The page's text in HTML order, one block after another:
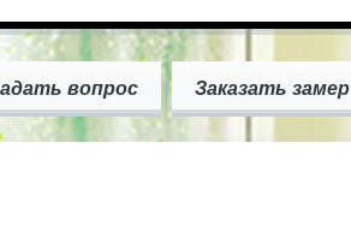
вопрос Заказать замер